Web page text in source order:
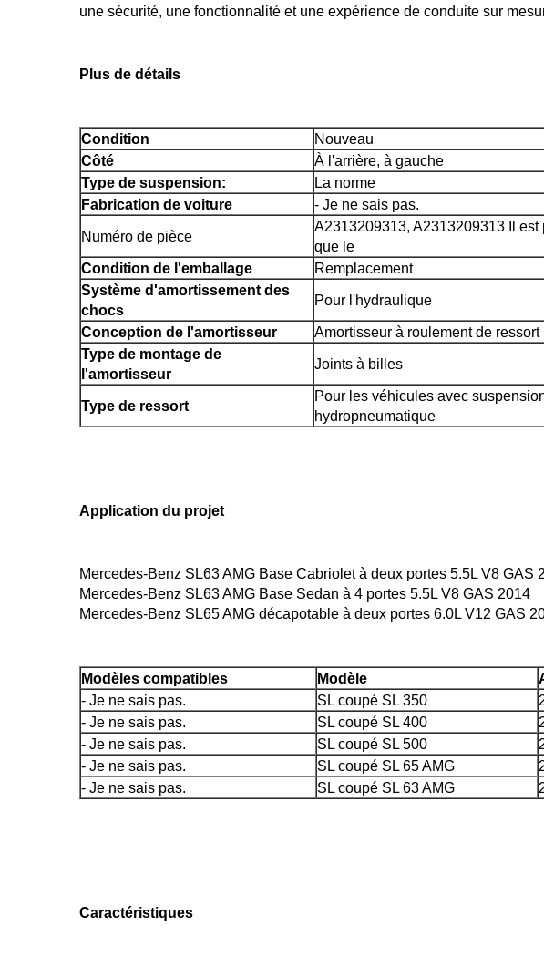
une sécurité, une fonctionnalité et une expérience de conduite sur
Plus de détails
Condition
Nouveau
Côté
À l'arrière, à gauche
Type de suspension:
La norme
Fabrication de voiture
- Je ne sais pas.
Numéro de pièce
A2313209313, A2313209313 Il est
que le
Condition de l'emballage
Remplacement
Système d'amortissement des
chocs
Pour l'hydraulique
Conception de l'amortisseur
Amortisseur à roulement de ressort
Type de montage de
l'amortisseur
Joints à billes
Type de ressort
Pour les véhicules avec
hydropneumatique
Application du projet
Mercedes-Benz SL63 AMG Base Cabriolet à deux portes 5.5L V8 GAS
Mercedes-Benz SL63 AMG Base Sedan à 4 portes 5.5L V8 GAS 2014
Mercedes-Benz SL65 AMG décapotable à deux portes 6.0L V12 GAS
Modèles compatibles Modèle
- Je ne sais pas.
SL coupé SL 350
- Je ne sais pas.
SL coupé SL 400
- Je ne sais pas.
SL coupé SL 500
- Je ne sais pas.
SL coupé SL 65 AMG
- Je ne sais pas.
SL coupé SL 63 AMG
Caractéristiques